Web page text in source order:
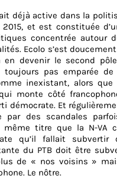
déjà active dans la
et est constituée
concentrée autour
Ecolo s’est
en devenir le second
toujours pas emparée de
inexistant, alors que
monte côté
démocrate. Et
par des scandales
même titre que la N-VA
qu’il fallait subvertir
du PTB doit être
de « nos voisins »
Le nôtre.